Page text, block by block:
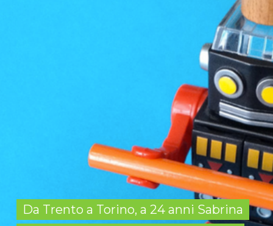
Da Trento a Torino, a 24 anni Sabrina